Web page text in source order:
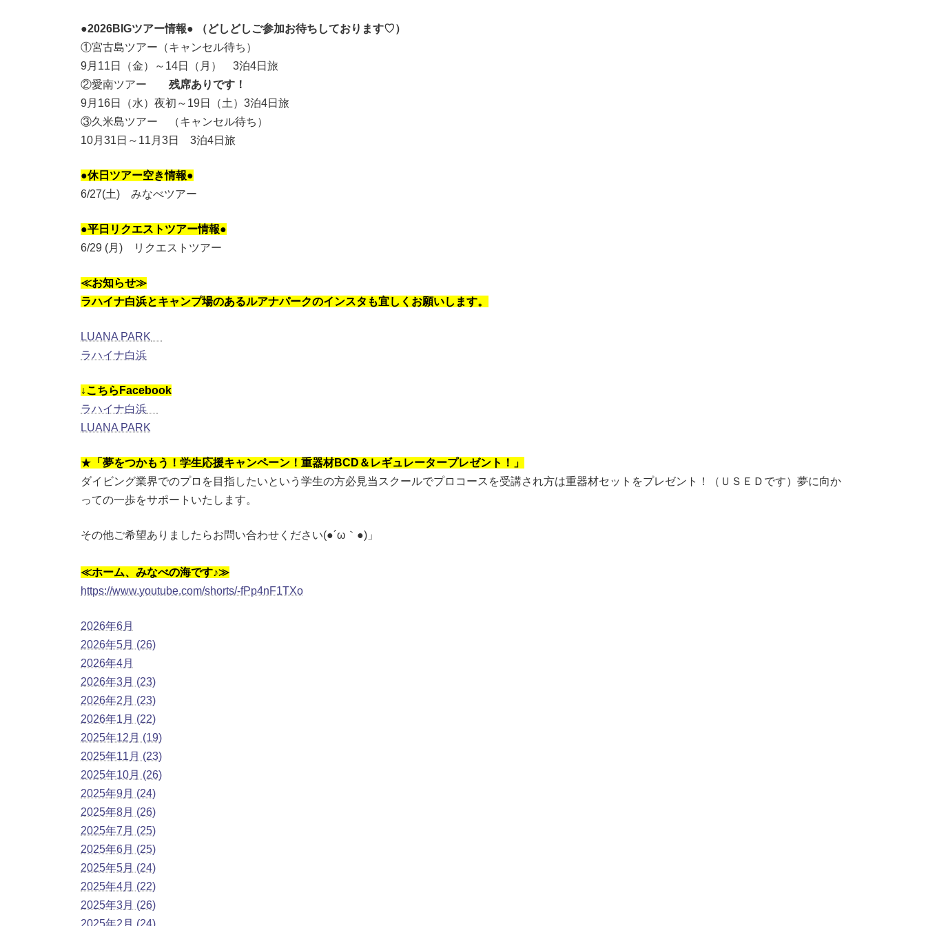
●2026BIGツアー情報● （どしどしご参加お待ちしております♡）
①宮古島ツアー（キャンセル待ち）
9月11日（金）～14日（月） 3泊4日旅
②愛南ツアー 残席ありです！
9月16日（水）夜初～19日（土）3泊4日旅
③久米島ツアー （キャンセル待ち）
10月31日～11月3日 3泊4日旅
●休日ツアー空き情報●
6/27(土) みなべツアー
●平日リクエストツアー情報●
6/29 (月) リクエストツアー
≪お知らせ≫
ラハイナ白浜とキャンプ場のあるルアナパークのインスタも宜しくお願いします。
LUANA PARK
ラハイナ白浜
↓こちらFacebook
ラハイナ白浜
LUANA PARK
★ 「夢をつかもう！学生応援キャンペーン！重器材BCD＆レギュレータープレゼント！」
ダイビング業界でのプロを目指したいという学生の方必見当スクールでプロコースを受講され方は重器材セットをプレゼント！（ＵＳＥＤです）夢に向か
っての一歩をサポートいたします。
その他ご希望ありましたらお問い合わせください(●´ω｀●)」
≪ホーム、みなべの海です♪≫
https://www.youtube.com/shorts/-fPp4nF1TXo
2026年6月
2026年5月 (26)
2026年4月
2026年3月 (23)
2026年2月 (23)
2026年1月 (22)
2025年12月 (19)
2025年11月 (23)
2025年10月 (26)
2025年9月 (24)
2025年8月 (26)
2025年7月 (25)
2025年6月 (25)
2025年5月 (24)
2025年4月 (22)
2025年3月 (26)